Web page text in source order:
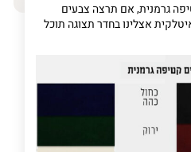
גרמנית, אם תרצה צבעים
אצלינו בחדר תצוגה תוכל